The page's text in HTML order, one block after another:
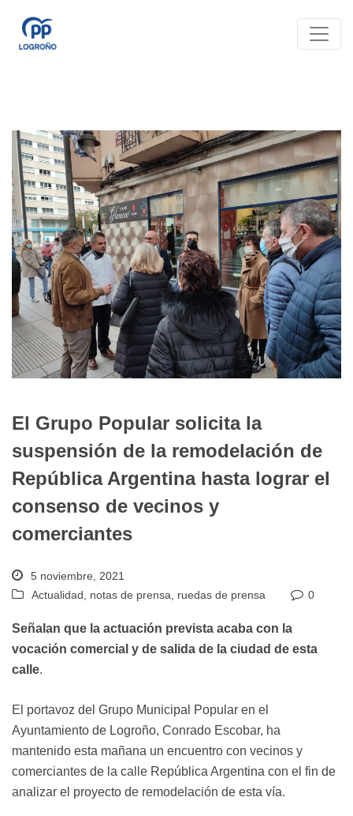
El Grupo Popular solicita la
suspensión de la remodelación de
República Argentina hasta lograr el
consenso de vecinos y
comerciantes
5 noviembre, 2021
Actualidad
notas de prensa ruedas de prensa 0
Señalan que la actuación prevista acaba con la
vocación comercial y de salida de la ciudad de esta
calle.
El portavoz del Grupo Municipal Popular en el
Ayuntamiento de Logroño, Conrado Escobar, ha
mantenido esta mañana un encuentro con vecinos y
comerciantes de la calle República Argentina con el fin de
analizar el proyecto de remodelación de esta vía.